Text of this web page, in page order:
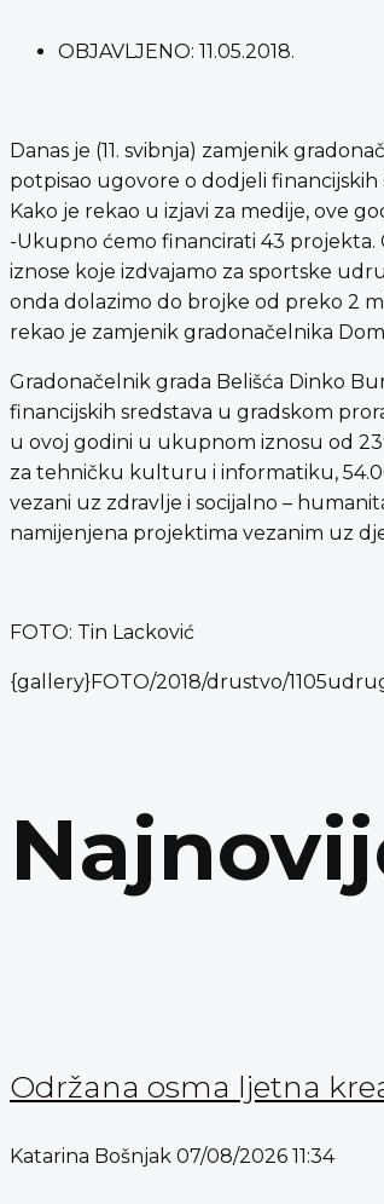
OBJAVLJENO: 11.05.2018.
Danas je (11. svibnja) zamjenik
potpisao ugovore o dodjeli
Kako je rekao u izjavi za medije, ove
-Ukupno ćemo financirati 43 projekta.
iznose koje izdvajamo za sportske
onda dolazimo do brojke od preko 2
rekao je zamjenik gradonačelnika
Gradonačelnik grada Belišća Dinko
financijskih sredstava u gradskom
u ovoj godini u ukupnom iznosu od
za tehničku kulturu i informatiku,
vezani uz zdravlje i socijalno –
namijenjena projektima vezanim uz
FOTO: Tin Lacković
{gallery}FOTO/2018/drustvo/
Održana osma ljetna
Katarina Bošnjak 07/08/2026 11:34